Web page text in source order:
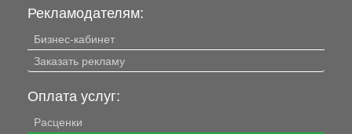
Рекламодателям:
Бизнес-кабинет
Заказать рекламу
Оплата услуг:
Расценки